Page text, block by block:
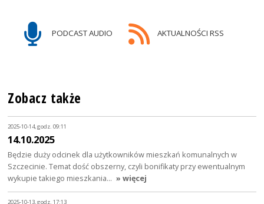
PODCAST AUDIO AKTUALNOŚCI RSS
Zobacz także
2025-10-14, godz. 09:11
14.10.2025
Będzie duży odcinek dla użytkowników mieszkań komunalnych w
Szczecinie. Temat dość obszerny, czyli bonifikaty przy ewentualnym
wykupie takiego mieszkania… » więcej
2025-10-13, godz. 17:13